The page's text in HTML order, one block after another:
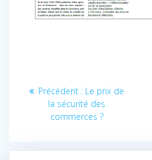
Précédent : Article
précédent
:
Le prix de
la sécurité des
commerces ?